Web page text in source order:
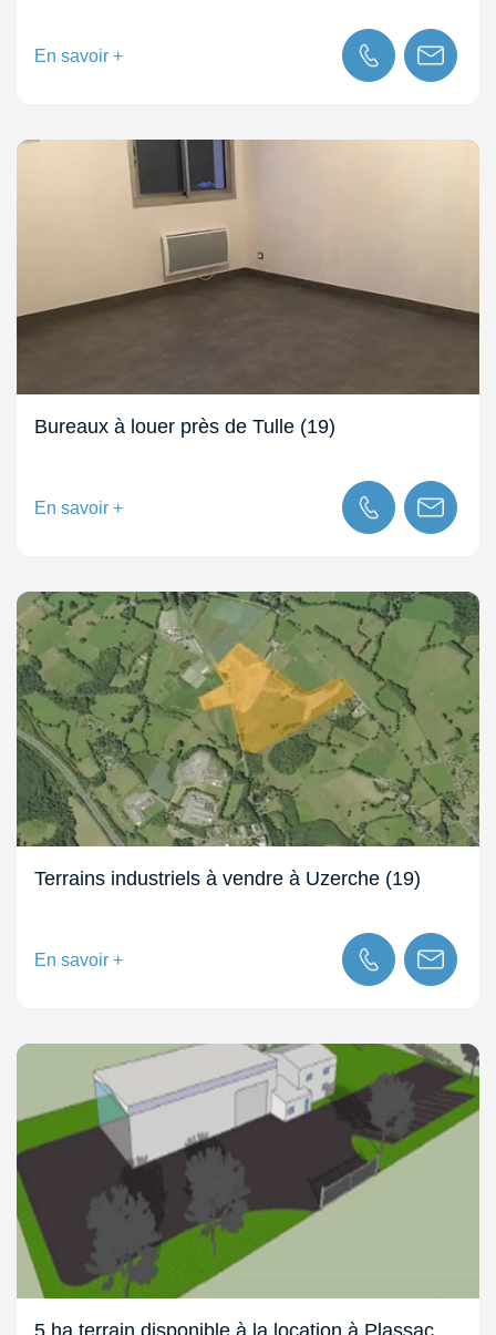
En savoir +
Bureaux à louer près de Tulle (19)
En savoir +
Terrains industriels à vendre à Uzerche (19)
En savoir +